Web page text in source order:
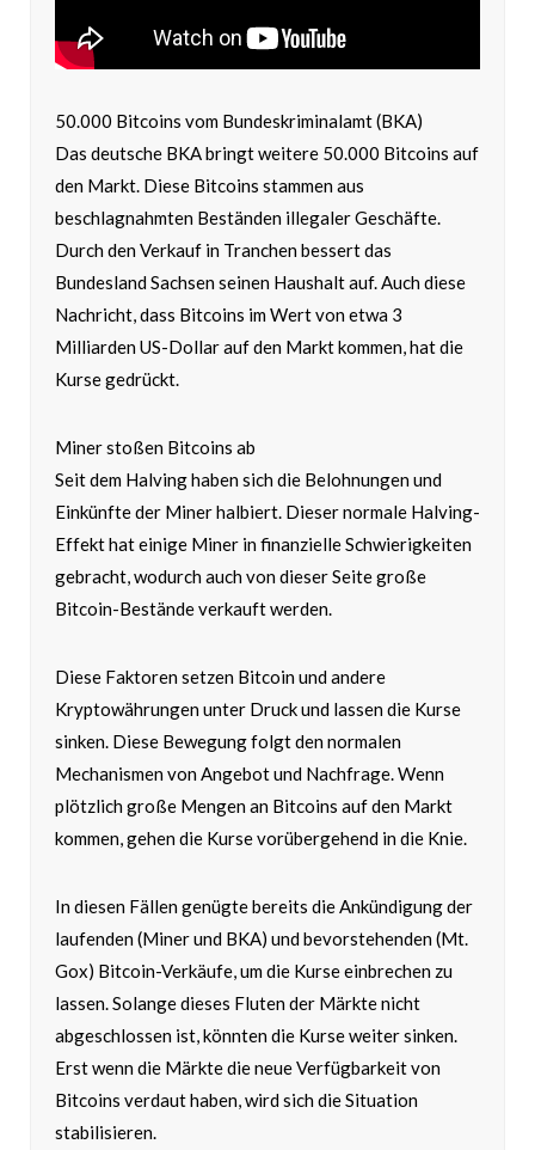
50.000 Bitcoins vom Bundeskriminalamt (BKA)
Das deutsche BKA bringt weitere 50.000 Bitcoins auf
den Markt. Diese Bitcoins stammen aus
beschlagnahmten Beständen illegaler Geschäfte.
Durch den Verkauf in Tranchen bessert das
Bundesland Sachsen seinen Haushalt auf. Auch diese
Nachricht, dass Bitcoins im Wert von etwa 3
Milliarden US-Dollar auf den Markt kommen, hat die
Kurse gedrückt.
Miner stoßen Bitcoins ab
Seit dem Halving haben sich die Belohnungen und
Einkünfte der Miner halbiert. Dieser normale Halving-
Effekt hat einige Miner in finanzielle Schwierigkeiten
gebracht, wodurch auch von dieser Seite große
Bitcoin-Bestände verkauft werden.
Diese Faktoren setzen Bitcoin und andere
Kryptowährungen unter Druck und lassen die Kurse
sinken. Diese Bewegung folgt den normalen
Mechanismen von Angebot und Nachfrage. Wenn
plötzlich große Mengen an Bitcoins auf den Markt
kommen, gehen die Kurse vorübergehend in die Knie.
In diesen Fällen genügte bereits die Ankündigung der
laufenden (Miner und BKA) und bevorstehenden (Mt.
Gox) Bitcoin-Verkäufe, um die Kurse einbrechen zu
lassen. Solange dieses Fluten der Märkte nicht
abgeschlossen ist, könnten die Kurse weiter sinken.
Erst wenn die Märkte die neue Verfügbarkeit von
Bitcoins verdaut haben, wird sich die Situation
stabilisieren.